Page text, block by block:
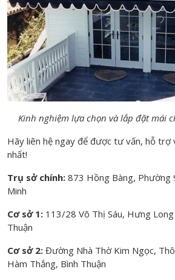
Kinh nghiệm lựa chọn và lắp đặt mái
Hãy liên hệ ngay để được tư vấn, hỗ trợ
nhất!
Trụ sở chính: 873 Hồng Bàng, Phường
Minh
Cơ sở 1: 113/28 Võ Thị Sáu, Hưng
Thuận
Cơ sở 2: Đường Nhà Thờ Kim Ngọc,
Hàm Thắng, Bình Thuận